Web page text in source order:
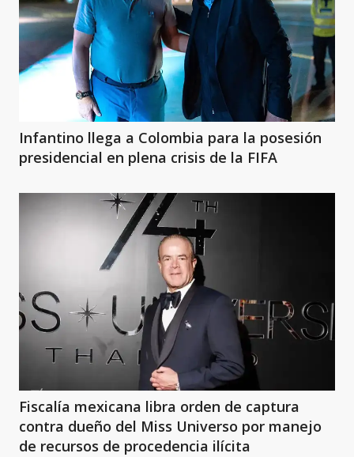
Infantino llega a Colombia para la posesión
presidencial en plena crisis de la FIFA
Fiscalía mexicana libra orden de captura
contra dueño del Miss Universo por manejo
de recursos de procedencia ilícita